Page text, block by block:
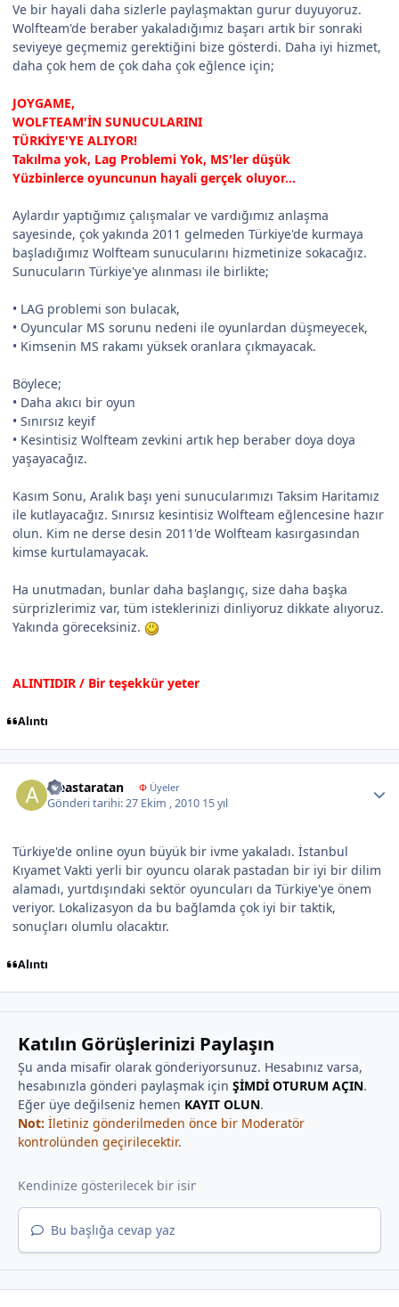
Ve bir hayali daha sizlerle paylaşmaktan gurur duyuyoruz.
Wolfteam'de beraber yakaladığımız başarı artık bir sonraki
seviyeye geçmemiz gerektiğini bize gösterdi. Daha iyi hizmet,
daha çok hem de çok daha çok eğlence için;
JOYGAME,
WOLFTEAM'İN SUNUCULARINI
TÜRKİYE'YE ALIYOR!
Takılma yok, Lag Problemi Yok, MS'ler düşük
Yüzbinlerce oyuncunun hayali gerçek oluyor...
Aylardır yaptığımız çalışmalar ve vardığımız anlaşma
sayesinde, çok yakında 2011 gelmeden Türkiye'de kurmaya
başladığımız Wolfteam sunucularını hizmetinize sokacağız.
Sunucuların Türkiye'ye alınması ile birlikte;
• LAG problemi son bulacak,
• Oyuncular MS sorunu nedeni ile oyunlardan düşmeyecek,
• Kimsenin MS rakamı yüksek oranlara çıkmayacak.
Böylece;
• Daha akıcı bir oyun
• Sınırsız keyif
• Kesintisiz Wolfteam zevkini artık hep beraber doya doya
yaşayacağız.
Kasım Sonu, Aralık başı yeni sunucularımızı Taksim Haritamız
ile kutlayacağız. Sınırsız kesintisiz Wolfteam eğlencesine hazır
olun. Kim ne derse desin 2011'de Wolfteam kasırgasından
kimse kurtulamayacak.
Ha unutmadan, bunlar daha başlangıç, size daha başka
sürprizlerimiz var, tüm isteklerinizi dinliyoruz dikkate alıyoruz.
Yakında göreceksiniz.
ALINTIDIR / Bir teşekkür yeter
Alıntı
aleastaratan ΦÜyeler
Gönderi tarihi:27 Ekim , 2010 15 yıl
Türkiye'de online oyun büyük bir ivme yakaladı. İstanbul
Kıyamet Vakti yerli bir oyuncu olarak pastadan bir iyi bir dilim
alamadı, yurtdışındaki sektör oyuncuları da Türkiye'ye önem
veriyor. Lokalizasyon da bu bağlamda çok iyi bir taktik,
sonuçları olumlu olacaktır.
Alıntı
Katılın Görüşlerinizi Paylaşın
Şu anda misafir olarak gönderiyorsunuz. Hesabınız varsa,
hesabınızla gönderi paylaşmak için ŞİMDİ OTURUM AÇIN.
Eğer üye değilseniz hemen KAYIT OLUN.
Not: İletiniz gönderilmeden önce bir Moderatör
kontrolünden geçirilecektir.
Bu başlığa cevap yaz